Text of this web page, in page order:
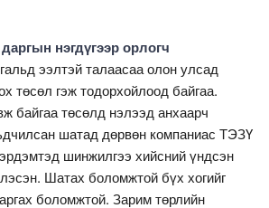
нэгдүгээр орлогч
ээлтэй талаасаа олон улсад
төсөл гэж тодорхойлоод байгаа.
байгаа төсөлд нэлээд анхаарч
шатад дөрвөн компаниас ТЭЗҮ
шинжилгээ хийсний үндсэн
Шатах боломжтой бүх хогийг
боломжтой. Зарим төрлийн